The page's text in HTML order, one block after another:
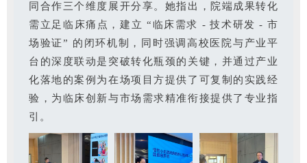
同合作三个维度展开分享。她指出，院端成果转化
需立足临床痛点，建立 “临床需求 - 技术研发 - 市
场验证” 的闭环机制，同时强调高校医院与产业平
台的深度联动是突破转化瓶颈的关键，并通过产业
化落地的案例为在场项目方提供了可复制的实践经
验，为临床创新与市场需求精准衔接提供了专业指
引。